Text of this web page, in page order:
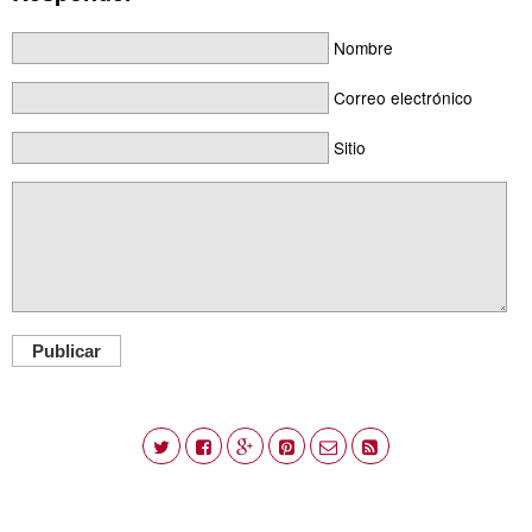
Nombre
Correo electrónico
Sitio
Publicar